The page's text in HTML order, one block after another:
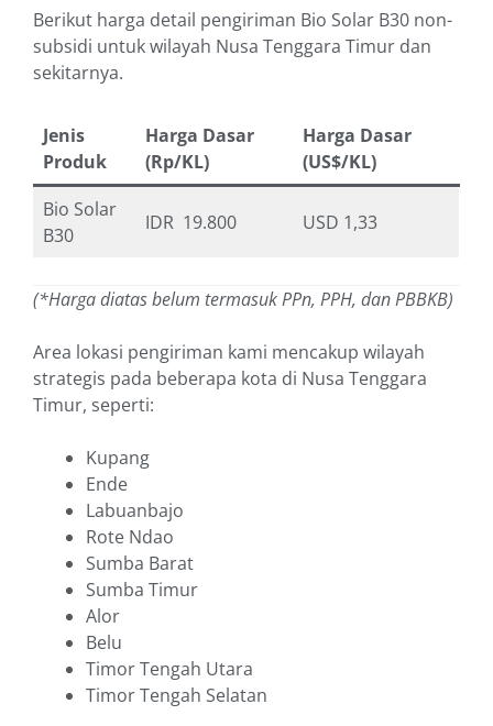
Berikut harga detail pengiriman Bio Solar B30 non-
subsidi untuk wilayah Nusa Tenggara Timur dan
sekitarnya.
Jenis
Produk
Harga Dasar
(Rp/KL)
Harga Dasar
(US$/KL)
Bio Solar
B30
IDR 19.800 USD 1,33
(*Harga diatas belum termasuk PPn, PPH, dan PBBKB)
Area lokasi pengiriman kami mencakup wilayah
strategis pada beberapa kota di Nusa Tenggara
Timur, seperti:
Kupang
Ende
Labuanbajo
Rote Ndao
Sumba Barat
Sumba Timur
Alor
Belu
Timor Tengah Utara
Timor Tengah Selatan